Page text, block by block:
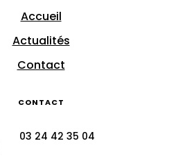
Accueil
Actualités
Contact
CONTACT
03 24 42 35 04